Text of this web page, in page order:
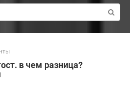
в чем разница?